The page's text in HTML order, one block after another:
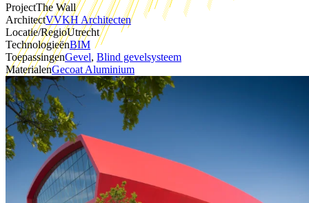
ProjectThe Wall
ArchitectVVKH Architecten
Locatie/RegioUtrecht
TechnologieënBIM
ToepassingenGevel, Blind gevelsysteem
MaterialenGecoat Aluminium